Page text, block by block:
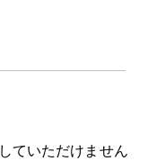
ていただけません